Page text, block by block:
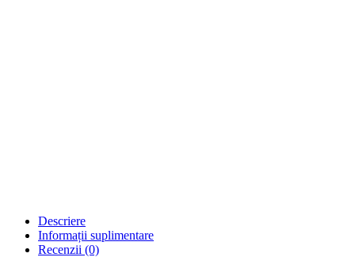
Descriere
Informații suplimentare
Recenzii (0)